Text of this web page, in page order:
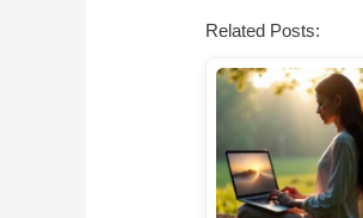
Related Posts: